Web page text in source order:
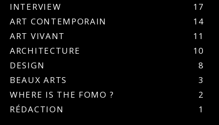
INTERVIEW
17
ART CONTEMPORAIN
14
ART VIVANT
11
ARCHITECTURE
10
DESIGN
8
BEAUX ARTS
3
WHERE IS THE FOMO ?
2
RÉDACTION
1